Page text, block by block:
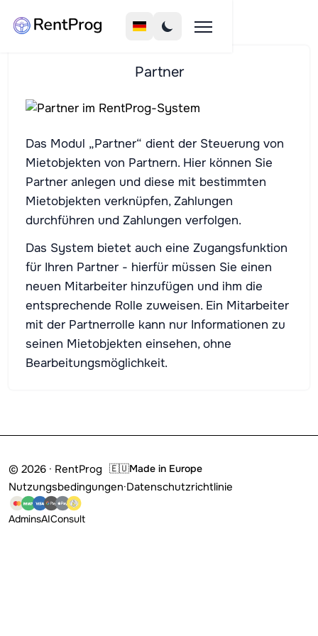
Partner
Das Modul „Partner“ dient der Steuerung von
Mietobjekten von Partnern. Hier können Sie
Partner anlegen und diese mit bestimmten
Mietobjekten verknüpfen, Zahlungen
durchführen und Zahlungen verfolgen.
Das System bietet auch eine Zugangsfunktion
für Ihren Partner - hierfür müssen Sie einen
neuen Mitarbeiter hinzufügen und ihm die
entsprechende Rolle zuweisen. Ein Mitarbeiter
mit der Partnerrolle kann nur Informationen zu
seinen Mietobjekten einsehen, ohne
Bearbeitungsmöglichkeit.
© 2026 · RentProg 🇪🇺Made in Europe
Nutzungsbedingungen·Datenschutzrichtlinie
AdminsAIConsult